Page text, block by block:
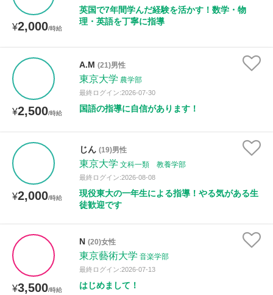
¥2,000/時給
英国で7年間学んだ経験を活かす！数学・物
理・英語を丁寧に指導
¥2,500/時給
A.M (21)男性
東京大学 農学部
最終ログイン:2026-07-30
国語の指導に自信があります！
¥2,000/時給
じん (19)男性
東京大学 文科一類 教養学部
最終ログイン:2026-08-08
現役東大の一年生による指導！やる気がある生
徒歓迎です
¥3,500/時給
N (20)女性
東京藝術大学 音楽学部
最終ログイン:2026-07-13
はじめまして！